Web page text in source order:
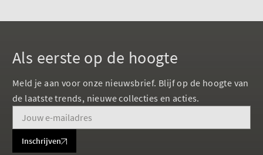
Als eerste op de hoogte
Meld je aan voor onze nieuwsbrief. Blijf op de hoogte van
de laatste trends, nieuwe collecties en acties.
Inschrijven